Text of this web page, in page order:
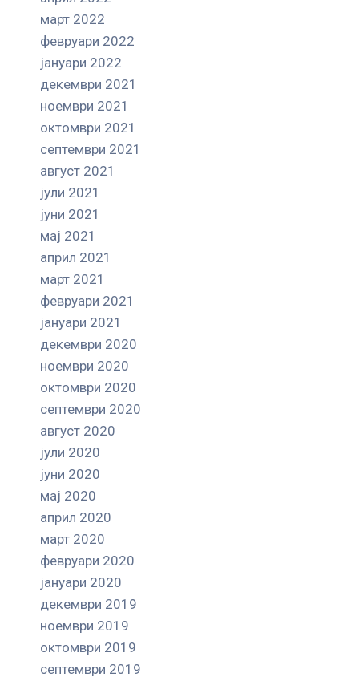
март 2022
февруари 2022
јануари 2022
декември 2021
ноември 2021
октомври 2021
септември 2021
август 2021
јули 2021
јуни 2021
мај 2021
април 2021
март 2021
февруари 2021
јануари 2021
декември 2020
ноември 2020
октомври 2020
септември 2020
август 2020
јули 2020
јуни 2020
мај 2020
април 2020
март 2020
февруари 2020
јануари 2020
декември 2019
ноември 2019
октомври 2019
септември 2019